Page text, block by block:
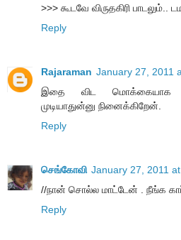
>>> கூடவே விருதகிரி பாடலும்..
Reply
Rajaraman January 27, 2011
இதை விட மொக்கையாக
முடியாதுன்னு நினைக்கிறேன்.
Reply
செங்கோவி January 27, 2011
//நான் சொல்ல மாட்டேன் . நீங்க
Reply